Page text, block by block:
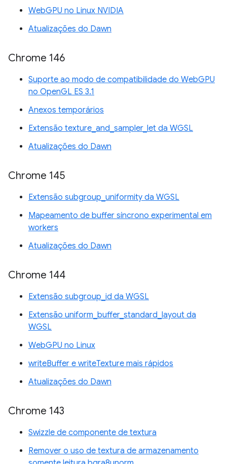
WebGPU no Linux NVIDIA
Atualizações do Dawn
Chrome 146
Suporte ao modo de compatibilidade do WebGPU
no OpenGL ES 3.1
Anexos temporários
Extensão texture_and_sampler_let da WGSL
Atualizações do Dawn
Chrome 145
Extensão subgroup_uniformity da WGSL
Mapeamento de buffer síncrono experimental em
workers
Atualizações do Dawn
Chrome 144
Extensão subgroup_id da WGSL
Extensão uniform_buffer_standard_layout da
WGSL
WebGPU no Linux
writeBuffer e writeTexture mais rápidos
Atualizações do Dawn
Chrome 143
Swizzle de componente de textura
Remover o uso de textura de armazenamento